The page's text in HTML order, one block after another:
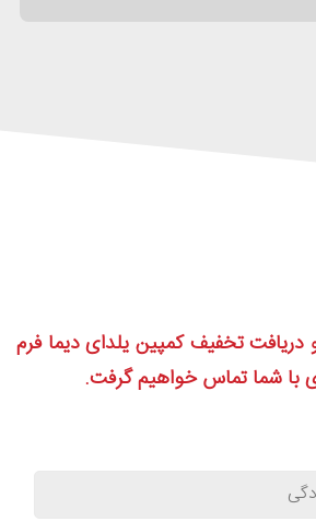
دریافت تخفیف کمپین یلدای دیما فرم
با شما تماس خواهیم گرفت.